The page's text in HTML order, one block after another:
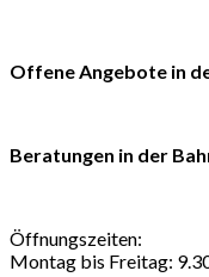
Offene Angebote in
Beratungen in der
Öffnungszeiten:
Montag bis Freitag: